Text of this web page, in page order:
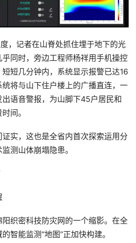
，记者在山脊处抓住埋于地下的光
同时，旁边工程师杨祥用手机操控
短几分钟内，系统显示报警已达16
将与山下住户楼上的广播直连，一
语音警报，为山脚下45户居民和
间。
实，这也是全省内首次探索运用分
测山体崩塌隐患。
织密科技防灾网的一个缩影。在全
智能监测“地图”正加快构建。